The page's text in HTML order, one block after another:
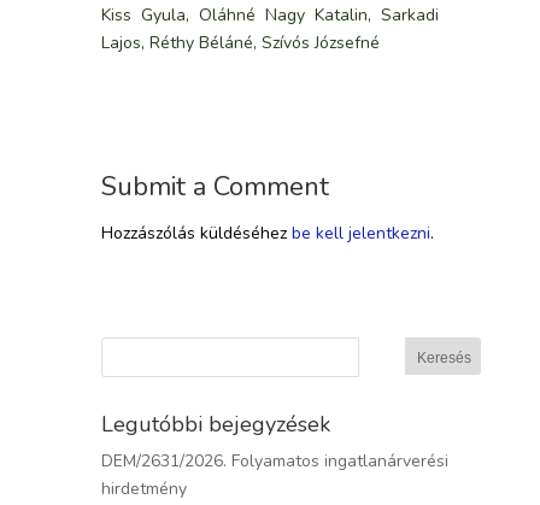
Kiss Gyula, Oláhné Nagy Katalin, Sarkadi
Lajos, Réthy Béláné, Szívós Józsefné
Submit a Comment
Hozzászólás küldéséhez be kell jelentkezni.
Legutóbbi bejegyzések
DEM/2631/2026. Folyamatos ingatlanárverési
hirdetmény